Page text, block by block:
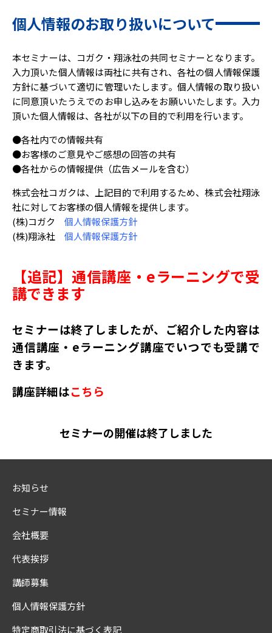
個人情報のお取り扱いについて
本セミナーは、コガク・翔泳社の共同セミナーとなります。
入力頂いた個人情報は両社に共有され、各社の個人情報保護
方針に基づいて適切に管理いたします。個人情報の取り扱い
に同意頂いたうえでのお申し込みをお願いいたします。入力
頂いた個人情報は、各社が以下の目的で利用を行います。
●各社内での情報共有
●お客様のご意見やご感想の回答の共有
●各社からの情報提供（広告メールを含む）
株式会社コガクは、上記目的で利用するため、株式会社翔泳
社に対してお客様の個人情報を提供します。
(株)コガク 個人情報保護方針
(株)翔泳社 個人情報保護方針
【追記】通信講座・eラーニングで受
講できます
セミナーは終了しましたが、ご紹介した内容は
通信講座・eラーニング講座でいつでも受講で
きます。
講座詳細はこちら
セミナーの開催は終了しました
お知らせ
セミナー情報
会社概要
代表挨拶
講師募集
個人情報保護方針
特定商取引法に基づく表記